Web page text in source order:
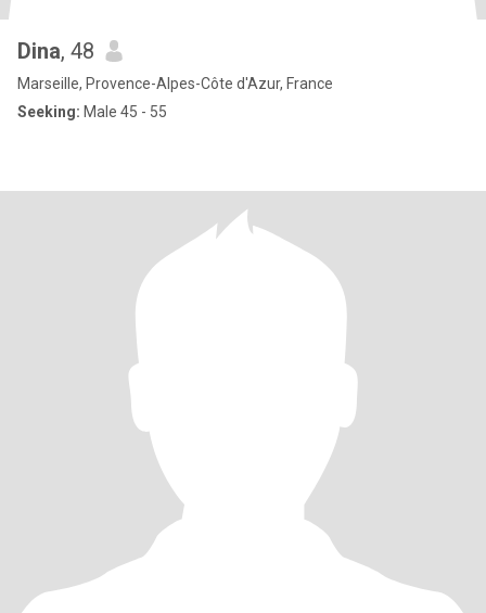
Dina, 48
Marseille, Provence-Alpes-Côte d'Azur, France
Seeking: Male 45 - 55